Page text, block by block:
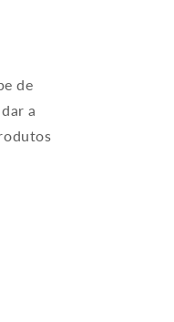
de
a